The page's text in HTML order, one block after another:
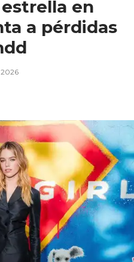
en
a pérdidas